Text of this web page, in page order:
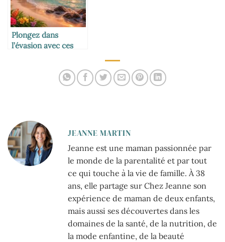
Plongez dans
l’évasion avec ces
JEANNE MARTIN
Jeanne est une maman passionnée par
le monde de la parentalité et par tout
ce qui touche à la vie de famille. À 38
ans, elle partage sur Chez Jeanne son
expérience de maman de deux enfants,
mais aussi ses découvertes dans les
domaines de la santé, de la nutrition, de
la mode enfantine, de la beauté